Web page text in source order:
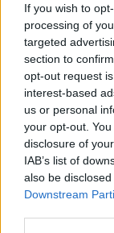
If you wish to
processing of
targeted
section to
opt-out request
interest-based
us or personal
your opt-out.
disclosure of
IAB’s list of
also be
Downstream